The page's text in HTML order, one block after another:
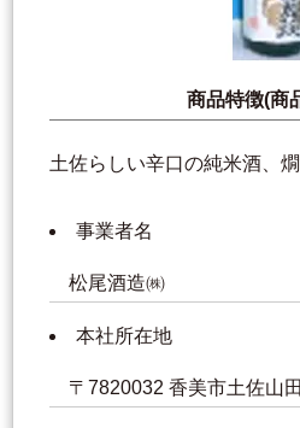
商品特徴(商
土佐らしい辛口の純米酒、
事業者名
松尾酒造㈱
本社所在地
〒7820032 香美市土佐山